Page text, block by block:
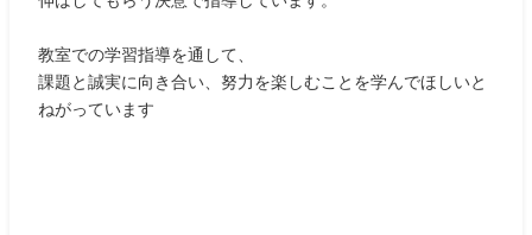
教室での学習指導を通して、
課題と誠実に向き合い、努力を楽しむことを学んでほしいと
ねがっています